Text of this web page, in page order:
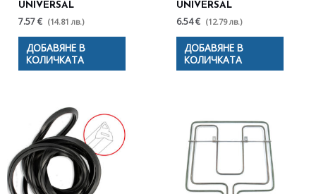
UNIVERSAL
7.57 € (14.81 лв.)
ДОБАВЯНЕ В
КОЛИЧКАТА
UNIVERSAL
6.54 € (12.79 лв.)
ДОБАВЯНЕ В
КОЛИЧКАТА